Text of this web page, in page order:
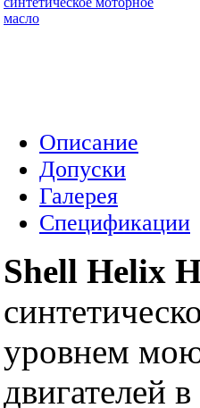
Описание
Допуски
Галерея
Спецификации
Shell Helix
уровнем
двигателей